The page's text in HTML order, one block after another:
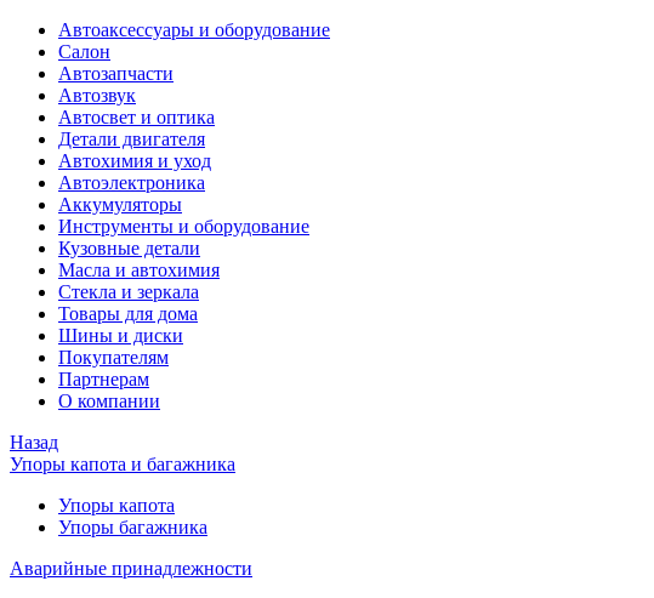
Автоаксессуары и оборудование
Салон
Автозапчасти
Автозвук
Автосвет и оптика
Детали двигателя
Автохимия и уход
Автоэлектроника
Аккумуляторы
Инструменты и оборудование
Кузовные детали
Масла и автохимия
Стекла и зеркала
Товары для дома
Шины и диски
Покупателям
Партнерам
О компании
Назад
Упоры капота и багажника
Упоры капота
Упоры багажника
Аварийные принадлежности